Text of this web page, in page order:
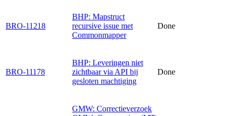
BRO-11218
BHP: Mapstruct
recursive issue met
Commonmapper
Done
BRO-11178
BHP: Leveringen niet
zichtbaar via API bij
gesloten machtiging
Done
GMW: Correctieverzoek